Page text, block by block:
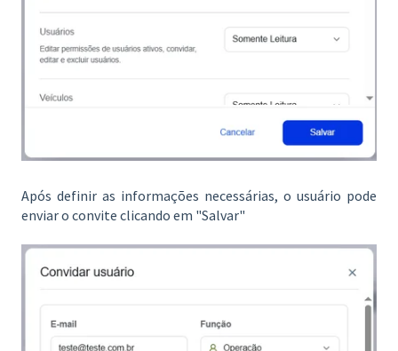
Após definir as informações necessárias, o usuário pode
enviar o convite clicando em "Salvar"